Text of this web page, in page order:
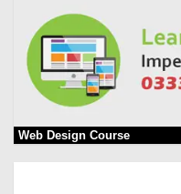
Web Design Course